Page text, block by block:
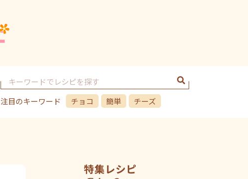
注目のキーワード チョコ 簡単 チーズ